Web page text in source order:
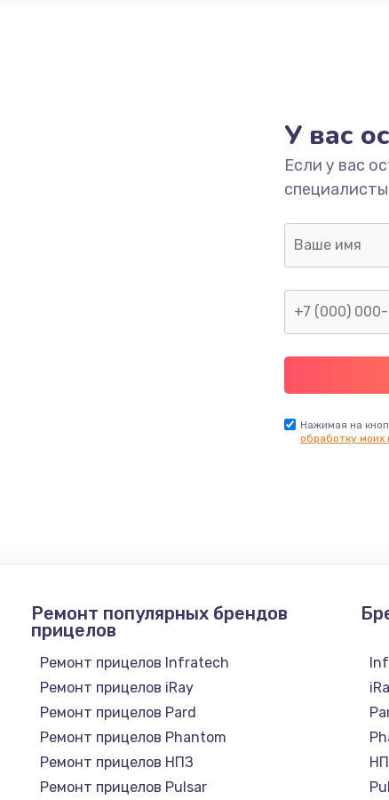
У вас
Если у вас
Нажимая на
обработку моих
Ремонт популярных брендов
прицелов
Ремонт прицелов Infratech
Ремонт прицелов iRay
Ремонт прицелов Pard
Ремонт прицелов Phantom
Ремонт прицелов НПЗ
Ремонт прицелов Pulsar